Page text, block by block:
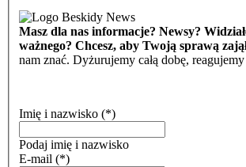
Masz dla nas informacje? Newsy?
ważnego? Chcesz, aby Twoją sprawą
nam znać. Dyżurujemy całą dobę,
Imię i nazwisko (*)
Podaj imię i nazwisko
E-mail (*)